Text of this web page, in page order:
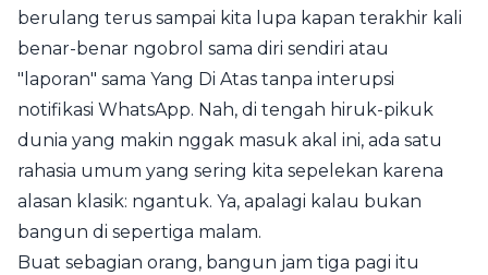
berulang terus sampai kita lupa kapan terakhir kali
benar-benar ngobrol sama diri sendiri atau
"laporan" sama Yang Di Atas tanpa interupsi
notifikasi WhatsApp. Nah, di tengah hiruk-pikuk
dunia yang makin nggak masuk akal ini, ada satu
rahasia umum yang sering kita sepelekan karena
alasan klasik: ngantuk. Ya, apalagi kalau bukan
bangun di sepertiga malam.
Buat sebagian orang, bangun jam tiga pagi itu